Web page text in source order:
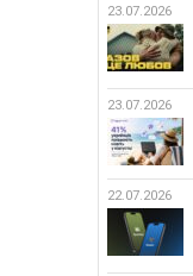
23.07.2026
23.07.2026
22.07.2026